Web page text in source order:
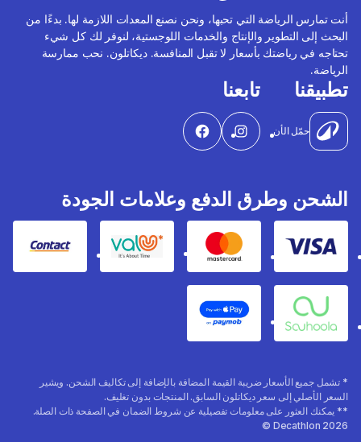
أنت تمارس الرياضة التي تحبها، ونحن نصنع المعدات اللازمة لها. بدءًا من
البحث إلى التطوير والإنتاج والخدمات اللوجستية، لنوفر لك كل شيء
تحتاجه في رياضتك بأسعار لا تقبل المنافسة. ديكاتلون. نحب ممارسة
الرياضة.
تطبيقنا
حمّل الأن
تابعنا
الشحن وطرق الدفع وعلامات الجودة
Visa
Mastercard
Valu
Contact
Souhoola
Apple Pay
* تشمل جميع الأسعار ضريبة القيمة المضافة بالإضافة إلى تكاليف الشحن. ويشير
السعر الأصلي إلى سعر ديكاتلون السابق. المنتجات بدون تغليف.
** يمكنك العثور على معلومات تفصيلية عن شروط الضمان في الصفحة ذات الصلة.
Decathlon 2026 ©